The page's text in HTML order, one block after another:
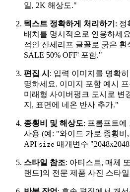
일, 2K 해상도."
텍스트 정확하게 처리하기 : 정
배치를 명시적으로 인용하세
적인 산세리프 글꼴로 굵은 흰
SALE 50% OFF' 포함."
편집 시 : 입력 이미지를 명확
명하세요. 이미지 포함 예시
미래형 사이버펑크 도시로 변
지, 표면에 네온 반사 추가."
종횡비 및 해상도: 프롬프트에
사용 (예: "와이드 가로 종횡비
API size 매개변수
스타일 참조: 아티스트, 매체
랜드]의 전문 제품 사진 스타